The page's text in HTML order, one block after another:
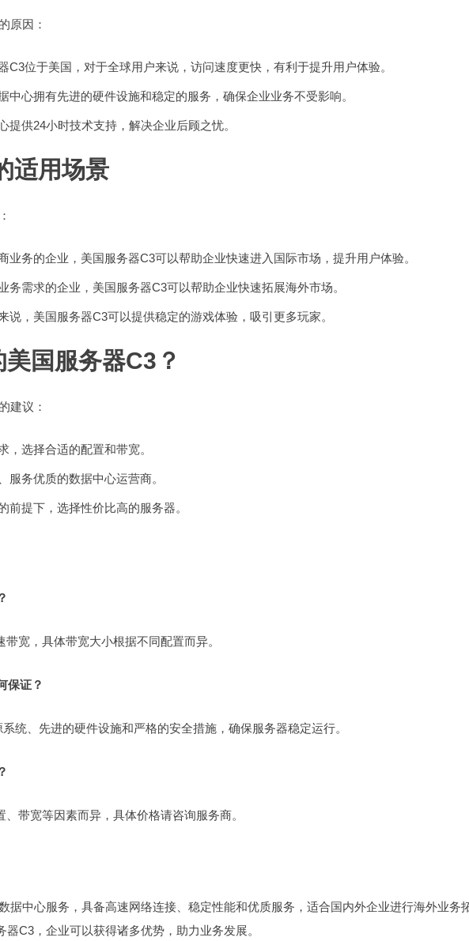
原因：
C3位于美国，对于全球用户来说，访问速度更快，有利于提升用户体验。
中心拥有先进的硬件设施和稳定的服务，确保企业业务不受影响。
提供24小时技术支持，解决企业后顾之忧。
适用场景
业务的企业，美国服务器C3可以帮助企业快速进入国际市场，提升用户体验。
务需求的企业，美国服务器C3可以帮助企业快速拓展海外市场。
说，美国服务器C3可以提供稳定的游戏体验，吸引更多玩家。
国服务器C3？
建议：
，选择合适的配置和带宽。
服务优质的数据中心运营商。
前提下，选择性价比高的服务器。
宽，具体带宽大小根据不同配置而异。
保证？
统、先进的硬件设施和严格的安全措施，确保服务器稳定运行。
带宽等因素而异，具体价格请咨询服务商。
据中心服务，具备高速网络连接、稳定性能和优质服务，适合国内外企业进行海外业务
C3，企业可以获得诸多优势，助力业务发展。